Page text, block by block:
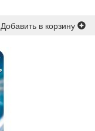
Добавить в корзину